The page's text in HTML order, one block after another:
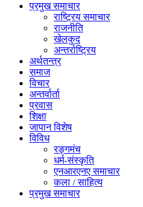
प्रमुख समाचार
राष्ट्रिय समाचार
राजनीति
खेलकुद
अन्तर्राष्ट्रिय
अर्थतन्त्र
समाज
विचार
अन्तर्वार्ता
प्रवास
शिक्षा
जापान विशेष
विविध
रङ्गमंच
धर्म-संस्कृति
एनआरएनए समाचार
कला / साहित्य
प्रमुख समाचार